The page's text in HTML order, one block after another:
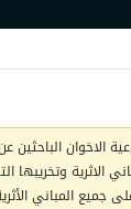
الاثرية
المباني